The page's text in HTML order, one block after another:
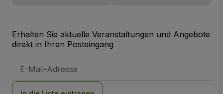
Erhalten Sie aktuelle Veranstaltungen und Angebote
direkt in Ihren Posteingang
Mail-